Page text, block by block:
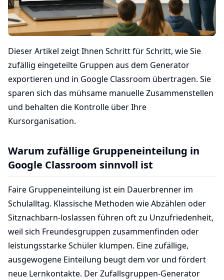
Dieser Artikel zeigt Ihnen Schritt für Schritt, wie Sie
zufällig eingeteilte Gruppen aus dem Generator
exportieren und in Google Classroom übertragen. Sie
sparen sich das mühsame manuelle Zusammenstellen
und behalten die Kontrolle über Ihre
Kursorganisation.
Warum zufällige Gruppeneinteilung in
Google Classroom sinnvoll ist
Faire Gruppeneinteilung ist ein Dauerbrenner im
Schulalltag. Klassische Methoden wie Abzählen oder
Sitznachbarn-loslassen führen oft zu Unzufriedenheit,
weil sich Freundesgruppen zusammenfinden oder
leistungsstarke Schüler klumpen. Eine zufällige,
ausgewogene Einteilung beugt dem vor und fördert
neue Lernkontakte. Der Zufallsgruppen-Generator